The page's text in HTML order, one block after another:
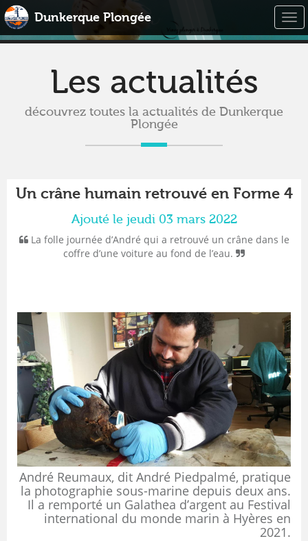
Dunkerque Plongée
Les actualités
découvrez toutes la actualités de Dunkerque
Plongée
Un crâne humain retrouvé en Forme 4
Ajouté le jeudi 03 mars 2022
La folle journée d’André qui a retrouvé un crâne dans le
coffre d’une voiture au fond de l’eau.
André Reumaux, dit André Piedpalmé, pratique
la photographie sous-marine depuis deux ans.
Il a remporté un Galathea d’argent au Festival
international du monde marin à Hyères en
2021.